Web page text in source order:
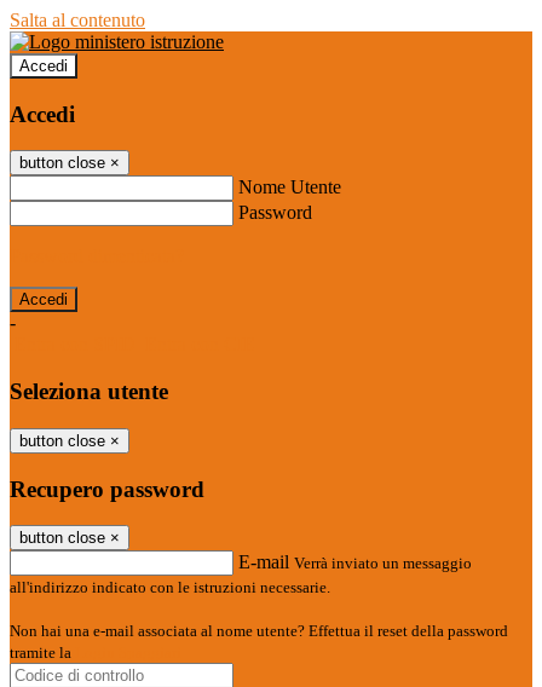
Salta al contenuto
Accedi
Accedi
button close ×
Nome Utente
Password
-
Seleziona utente
button close ×
Recupero password
button close ×
E-mail Verrà inviato un messaggio
all'indirizzo indicato con le istruzioni necessarie.
Non hai una e-mail associata al nome utente? Effettua il reset della password
tramite la